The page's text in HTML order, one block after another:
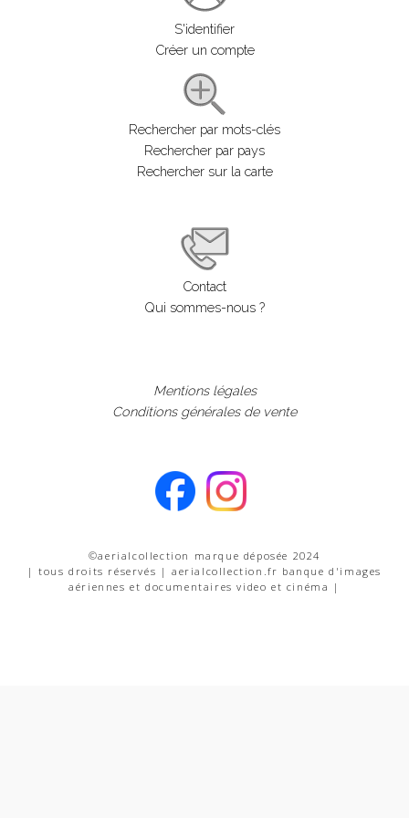
S'identifier
Créer un compte
Rechercher par mots-clés
Rechercher par pays
Rechercher sur la carte
Contact
Qui sommes-nous ?
Mentions légales
Conditions générales de vente
©aerialcollection marque déposée 2024
| tous droits réservés | aerialcollection.fr banque d'images
aériennes et documentaires video et cinéma |